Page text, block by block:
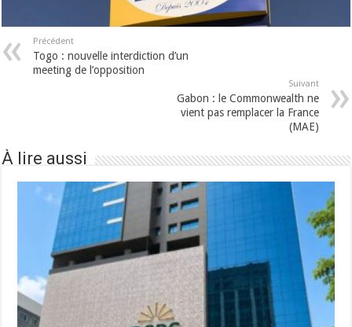
Précédent
Togo : nouvelle interdiction d’un
meeting de l’opposition
Suivant
Gabon : le Commonwealth ne
vient pas remplacer la France
(MAE)
À lire aussi